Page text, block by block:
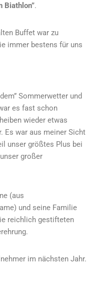
Biathlon”.
Buffet war zu
immer bestens für uns
Sommerwetter und
es fast schon
wieder etwas
Es war aus meiner Sicht
unser größtes Plus bei
großer
(aus
und seine Familie
reichlich gestifteten
im nächsten Jahr.